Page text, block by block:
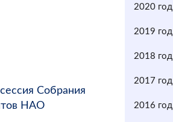
2020 год
2019 год
2018 год
2017 год
2016 год